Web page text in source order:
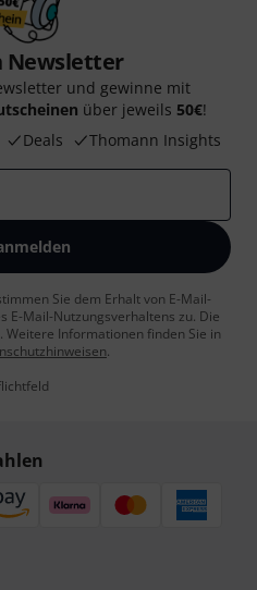
Newsletter
und gewinne mit
über jeweils 50€!
Deals Thomann Insights
Sie dem Erhalt von E-Mail-
E-Mail-Nutzungsverhaltens zu. Die
Informationen finden Sie in
.